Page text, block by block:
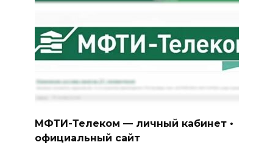
МФТИ-Телеком — личный кабинет •
официальный сайт